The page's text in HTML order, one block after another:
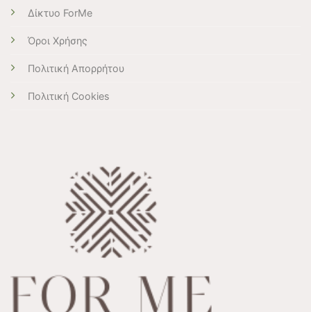
Δίκτυο ForMe
Όροι Χρήσης
Πολιτική Απορρήτου
Πολιτική Cookies